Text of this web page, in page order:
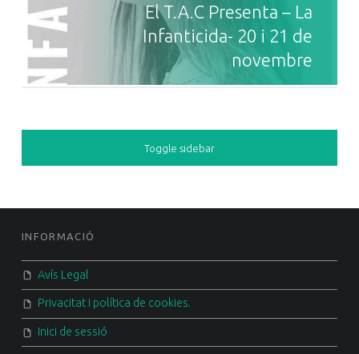
El T.A.C Presenta – La
Infanticida- 20 i 21 de
novembre
SIDEBAR
Toggle sidebar
FOOTER SIDEBAR
INFORMACIÓ
Avís Legal
Privacitat i política de cookies.
Inici de sessió